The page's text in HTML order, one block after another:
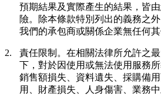
預期結果及實際產生的結果，皆
險。除本條款特別列出的義務之外
我們的承包商或關係企業無任何其
2.
責任限制。在相關法律所允許之
下，對於因使用或無法使用服務
銷售額損失、資料遺失、採購備
用、財產損失、人身傷害、業務